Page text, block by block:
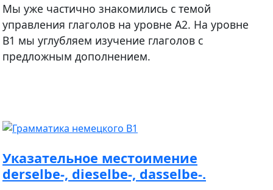
Мы уже частично знакомились с темой
управления глаголов на уровне А2. На уровне
В1 мы углубляем изучение глаголов с
предложным дополнением.
Указательное местоимение
derselbe-, dieselbe-, dasselbe-.